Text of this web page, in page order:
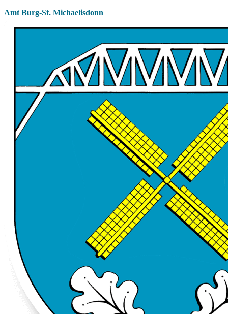
Amt Burg-St. Michaelisdonn